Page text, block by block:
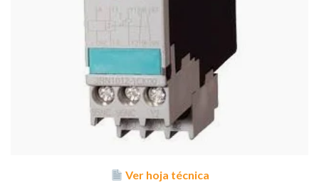
Ver hoja técnica